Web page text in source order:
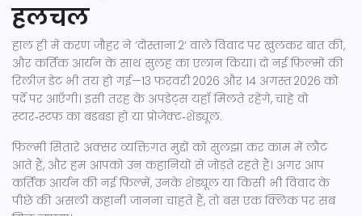
हलचल
हाल ही में करण जौहर ने ‘दोस्ताना 2’ वाले विवाद पर खुलकर बात की,
और कर्तिक आर्यन के साथ सुलह का एलान किया। दो नई फ़िल्मों की
रिलीज़ डेट भी तय हो गई—13 फरवरी 2026 और 14 अगस्त 2026 को
पर्दे पर आएँगी। इसी तरह के अपडेट्स यहाँ मिलते रहेंगे, चाहे वो
स्टार‑स्टफ़ का बडबडा हो या प्रोजेक्ट‑शेड्यूल.
फिल्मी सितारे अक्सर व्यक्तिगत मुद्दों को सुलझा कर काम में लौट
आते हैं, और हम आपको उन कहानियों से जोड़ते रहते हैं। अगर आप
कर्तिक आर्यन की नई फ़िल्में, उनके शेड्यूल या किसी भी विवाद के
पीछे की असली कहानी जानना चाहते हैं, तो बस एक क्लिक पर सब